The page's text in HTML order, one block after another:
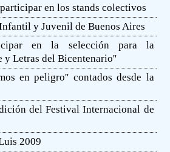
en los stands colectivos
y Juvenil de Buenos Aires
en la selección para la
y Letras del Bicentenario''
en peligro'' contados desde la
del Festival Internacional de
2009